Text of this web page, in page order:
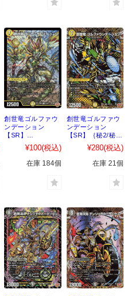
創世竜ゴルファウ
ンデーション
【SR】
｛S1/S11｝
［25RP4］
¥100(税込)
在庫 184個
創世竜ゴルファウ
ンデーション
【SR】｛秘2/秘
24｝［25RP4］
¥280(税込)
在庫 21個